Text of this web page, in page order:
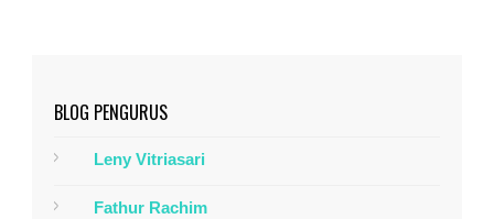
BLOG PENGURUS
Leny Vitriasari
Fathur Rachim